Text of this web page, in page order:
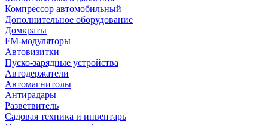
Компрессор автомобильный
Дополнительное оборудование
Домкраты
FM-модуляторы
Автовизитки
Пуско-зарядные устройства
Автодержатели
Автомагнитолы
Антирадары
Разветвитель
Садовая техника и инвентарь